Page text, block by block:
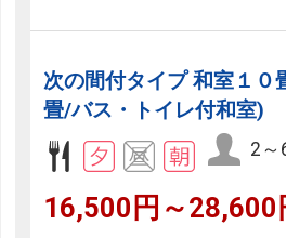
次の間付タイプ 和室１０
畳/バス・トイレ付和室)
2～
16,500円～28,600